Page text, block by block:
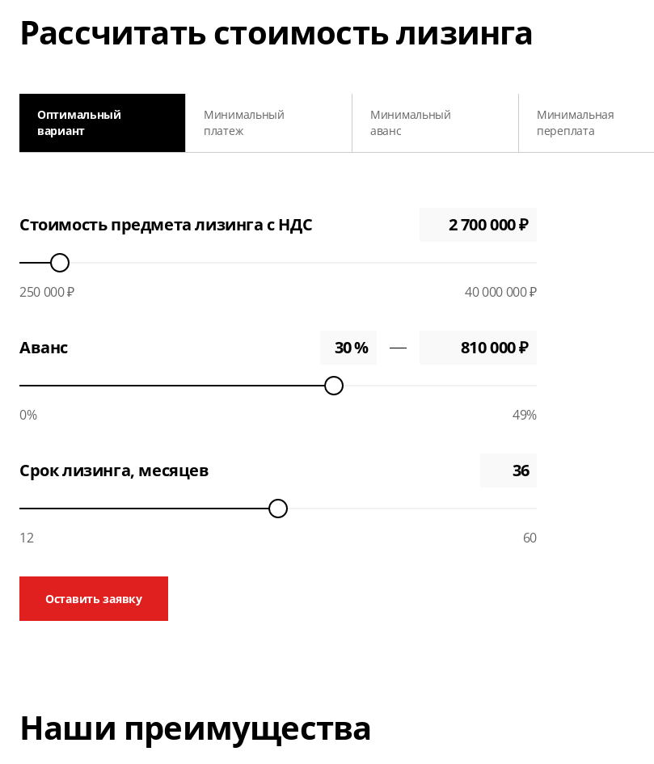
Рассчитать стоимость лизинга
Оптимальный
вариант
Минимальный
платеж
Минимальный
аванс
Минимальная
переплата
Стоимость предмета лизинга с НДС
250 000 ₽ 40 000 000 ₽
Аванс
0% 49%
Срок лизинга, месяцев
12 60
Оставить заявку
Наши преимущества